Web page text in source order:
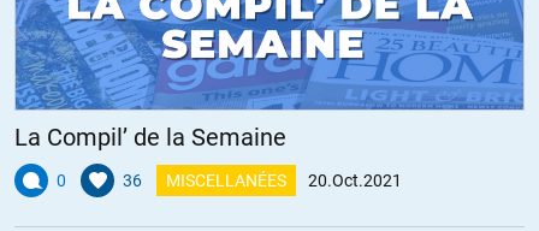
La Compil’ de la Semaine
0 36 MISCELLANÉES 20.Oct.2021